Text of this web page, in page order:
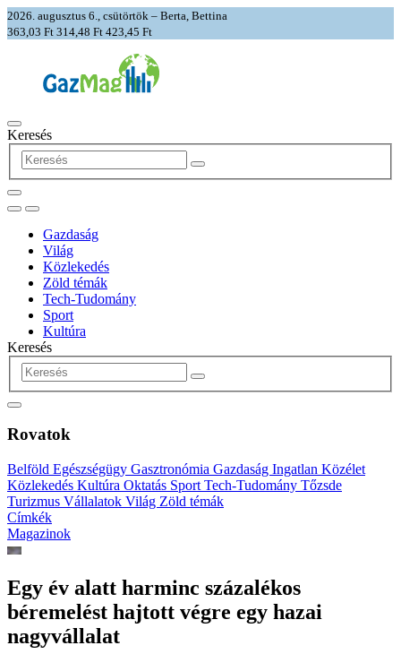
2026. augusztus 6., csütörtök – Berta, Bettina
363,03 Ft 314,48 Ft 423,45 Ft
Keresés
Gazdaság
Világ
Közlekedés
Zöld témák
Tech-Tudomány
Sport
Kultúra
Keresés
Rovatok
Belföld Egészségügy Gasztronómia Gazdaság Ingatlan Közélet
Közlekedés Kultúra Oktatás Sport Tech-Tudomány Tőzsde
Turizmus Vállalatok Világ Zöld témák
Címkék
Magazinok
Egy év alatt harminc százalékos
béremelést hajtott végre egy hazai
nagyvállalat